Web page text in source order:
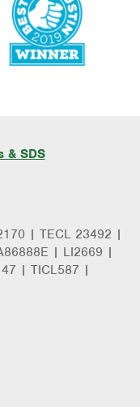
& SDS
| TECL 23492 |
| LI2669 |
| TICL587 |